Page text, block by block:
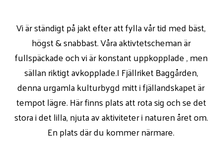
Vi är ständigt på jakt efter att fylla vår tid med bäst,
högst & snabbast. Våra aktivtetscheman är
fullspäckade och vi är konstant uppkopplade , men
sällan riktigt avkopplade.I Fjällriket Baggården,
denna urgamla kulturbygd mitt i fjällandskapet är
tempot lägre. Här finns plats att rota sig och se det
stora i det lilla, njuta av aktiviteter i naturen året om.
En plats där du kommer närmare.